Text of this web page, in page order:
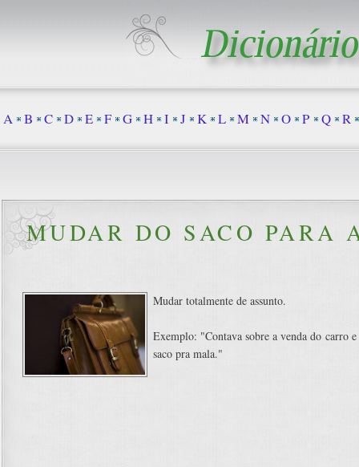
MUDAR DO SACO PARA
Mudar totalmente de assunto.
Exemplo: "Contava sobre a venda do carro
saco pra mala."
A B C D E F G H I J K L M N O P Q R